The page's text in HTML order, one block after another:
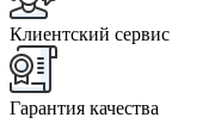
Клиентский сервис
Гарантия качества